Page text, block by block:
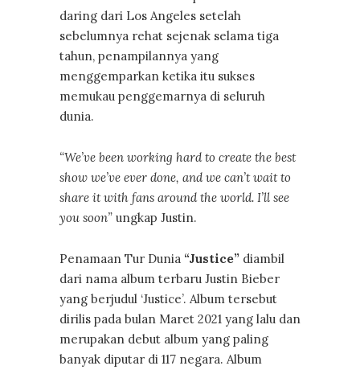
daring dari Los Angeles setelah
sebelumnya rehat sejenak selama tiga
tahun, penampilannya yang
menggemparkan ketika itu sukses
memukau penggemarnya di seluruh
dunia.
“We’ve been working hard to create the best
show we’ve ever done, and we can’t wait to
share it with fans around the world. I’ll see
you soon” ungkap Justin.
Penamaan Tur Dunia “Justice” diambil
dari nama album terbaru Justin Bieber
yang berjudul ‘Justice’. Album tersebut
dirilis pada bulan Maret 2021 yang lalu dan
merupakan debut album yang paling
banyak diputar di 117 negara. Album